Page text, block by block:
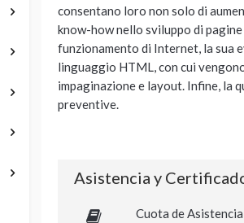
consentano loro non solo di
know-how nello sviluppo di
funzionamento di Internet, la sua
linguaggio HTML, con cui
impaginazione e layout. Infine, la
preventive.
Asistencia y
Cuota de Asistencia